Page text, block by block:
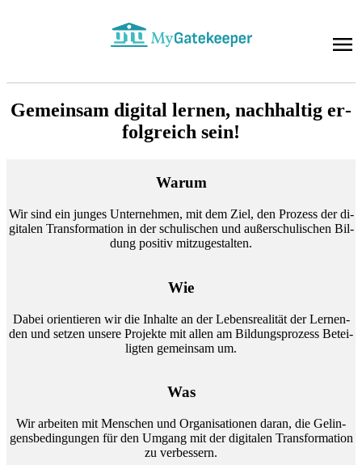
Ge­mein­sam di­gi­tal ler­nen, nach­hal­tig er­
folg­reich sein!
War­um
Wir sind ein jun­ges Un­ter­neh­men, mit dem Ziel, den Pro­zess der di­
gi­ta­len Trans­for­ma­ti­on in der schu­li­schen und au­ßer­schu­li­schen Bil­
dung po­si­tiv mit­zu­ge­stal­ten.
Wie
Da­bei ori­en­tie­ren wir die In­hal­te an der Le­bens­rea­li­tät der Ler­nen­
den und set­zen un­se­re Pro­jek­te mit al­len am Bil­dungs­pro­zess Be­tei­
lig­ten ge­mein­sam um.
Was
Wir ar­bei­ten mit Men­schen und Or­ga­ni­sa­tio­nen dar­an, die Ge­lin­
gens­be­din­gun­gen für den Um­gang mit der di­gi­ta­len Trans­for­ma­ti­on
zu ver­bes­sern.